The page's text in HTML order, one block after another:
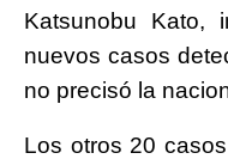
Katsunobu
nuevos casos
no precisó la
Los otros 20